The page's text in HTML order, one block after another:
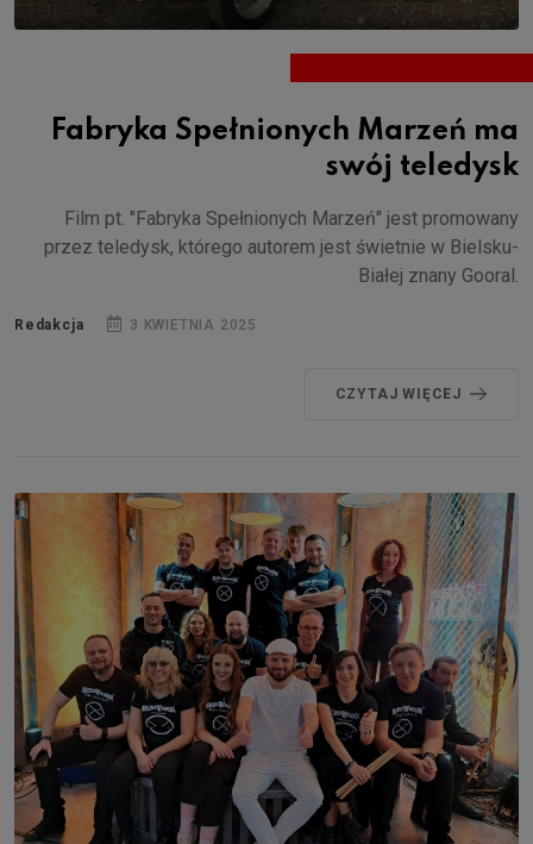
Fabryka Spełnionych Marzeń ma
swój teledysk
Film pt. "Fabryka Spełnionych Marzeń" jest promowany
przez teledysk, którego autorem jest świetnie w Bielsku-
Białej znany Gooral.
Redakcja 3 KWIETNIA 2025
CZYTAJ WIĘCEJ